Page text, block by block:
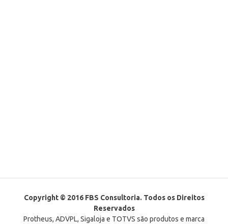
Copyright © 2016 FBS Consultoria. Todos os Direitos
Reservados
Protheus, ADVPL, Sigaloja e TOTVS são produtos e marca